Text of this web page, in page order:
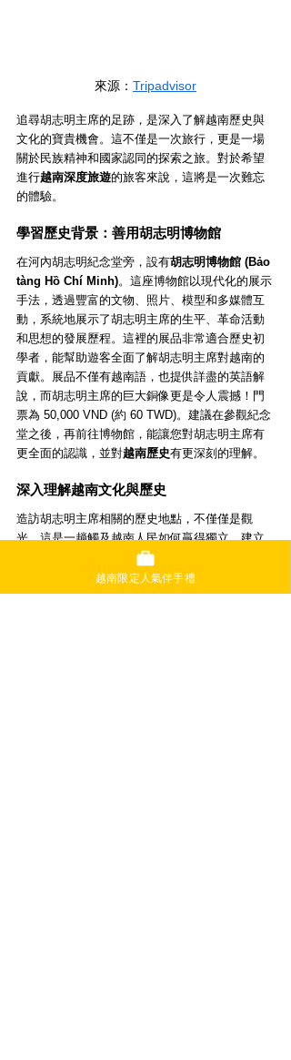
來源： Tripadvisor
追尋胡志明主席的足跡，是深入了解越南歷史與
文化的寶貴機會。這不僅是一次旅行，更是一場
關於民族精神和國家認同的探索之旅。對於希望
進行越南深度旅遊的旅客來說，這將是一次難忘
的體驗。
學習歷史背景：善用胡志明博物館
在河內胡志明紀念堂旁，設有胡志明博物館 (Bảo
tàng Hồ Chí Minh)。這座博物館以現代化的展示
手法，透過豐富的文物、照片、模型和多媒體互
動，系統地展示了胡志明主席的生平、革命活動
和思想的發展歷程。這裡的展品非常適合歷史初
學者，能幫助遊客全面了解胡志明主席對越南的
貢獻。展品不僅有越南語，也提供詳盡的英語解
說，而胡志明主席的巨大銅像更是令人震撼！門
票為 50,000 VND (約 60 TWD)。建議在參觀紀念
堂之後，再前往博物館，能讓您對胡志明主席有
更全面的認識，並對越南歷史有更深刻的理解。
深入理解越南文化與歷史
造訪胡志明主席相關的歷史地點，不僅僅是觀
光。這是一趟觸及越南人民如何贏得獨立、建立
現今國家，以及其精神與熱情的旅程。透過了解
他簡樸的生活和對人民深厚的愛，您將能感受到
現代越南人民價值觀和文化根源。這份對國家和
越南限定人氣伴手禮